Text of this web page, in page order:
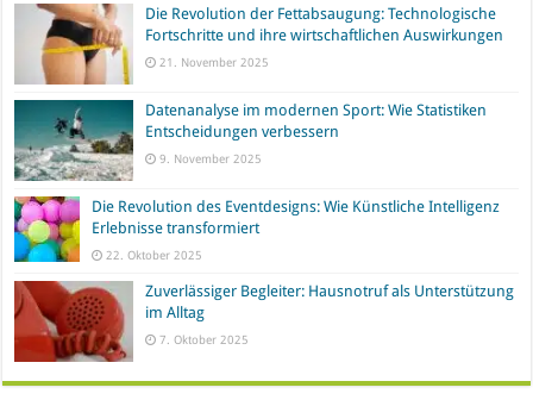
Die Revolution der Fettabsaugung: Technologische
Fortschritte und ihre wirtschaftlichen Auswirkungen
21. November 2025
Datenanalyse im modernen Sport: Wie Statistiken
Entscheidungen verbessern
9. November 2025
Die Revolution des Eventdesigns: Wie Künstliche Intelligenz
Erlebnisse transformiert
22. Oktober 2025
Zuverlässiger Begleiter: Hausnotruf als Unterstützung
im Alltag
7. Oktober 2025